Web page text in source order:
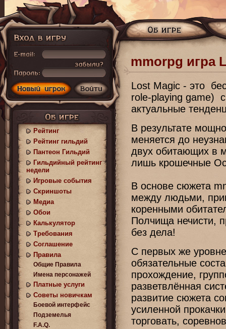
mmorpg игра
Lost Magic - это
role-playing game)
актуальные
В результате
меняется до
двух обитающих в
лишь крошечные
В основе сюжета
между людьми,
коренными
Полчища нечисти,
без дела!
С первых же
обязательные
прохождение,
разветвлённая
развитие сюжета
усиленной
торговать,
Рейтинг
Рейтинг гильдий
Пантеон Гильдий
Гильдийный рейтинг
недели
Игровые события
Скриншоты
Медиа
Обои
Калькулятор
Требования
Соглашение
Правила
Общие Правила
Имена персонажей
Платные услуги
Советы новичкам
Боевой интерфейс
Подземелья
F.A.Q.